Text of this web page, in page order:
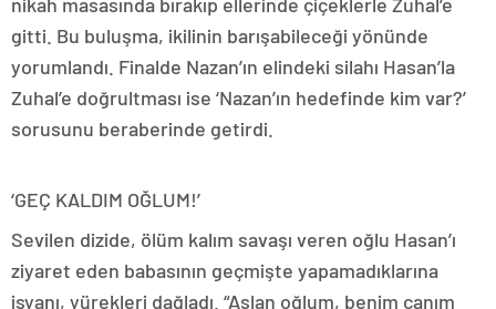
gitti. Bu buluşma, ikilinin barışabileceği yönünde
yorumlandı. Finalde Nazan’ın elindeki silahı Hasan’la
Zuhal’e doğrultması ise ‘Nazan’ın hedefinde kim var?’
sorusunu beraberinde getirdi.
‘GEÇ KALDIM OĞLUM!’
Sevilen dizide, ölüm kalım savaşı veren oğlu Hasan’ı
ziyaret eden babasının geçmişte yapamadıklarına
isyanı, yürekleri dağladı. “Aslan oğlum, benim canım